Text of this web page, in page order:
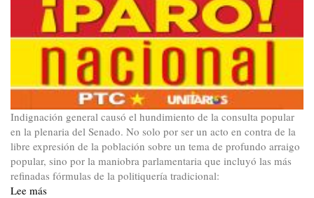
Indignación general causó el hundimiento de la consulta popular
en la plenaria del Senado. No solo por ser un acto en contra de la
libre expresión de la población sobre un tema de profundo arraigo
popular, sino por la maniobra parlamentaria que incluyó las más
refinadas fórmulas de la politiquería tradicional:
Lee más